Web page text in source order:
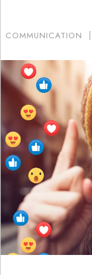
COMMUNICATION